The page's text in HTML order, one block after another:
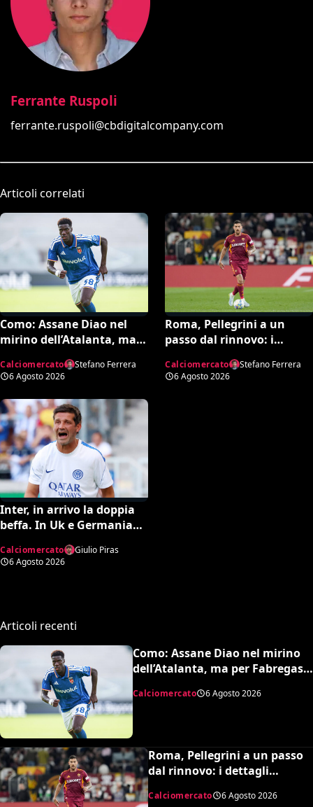
Ferrante Ruspoli
ferrante.ruspoli@cbdigitalcompany.com
Articoli correlati
Como: Assane Diao nel
mirino dell’Atalanta, ma
uscita
Calciomercato
Stefano Ferrera
6 Agosto 2026
Roma, Pellegrini a un
passo dal rinnovo: i
Calciomercato
Stefano Ferrera
6 Agosto 2026
Inter, in arrivo la doppia
beffa. In Uk e Germania
e Diaby al Bayer”
Calciomercato
Giulio Piras
6 Agosto 2026
Articoli recenti
Como: Assane Diao nel mirino
dell’Atalanta, ma per Fabregas
Calciomercato 6 Agosto 2026
Roma, Pellegrini a un passo
dal rinnovo: i dettagli
Calciomercato 6 Agosto 2026